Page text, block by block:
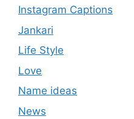
Instagram Captions
Jankari
Life Style
Love
Name ideas
News